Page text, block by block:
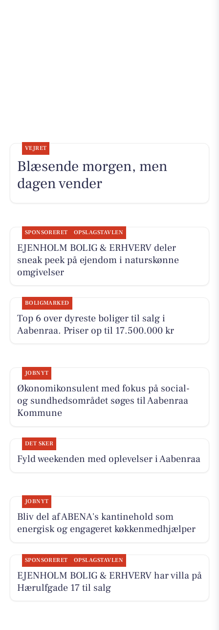
VEJRET
Blæsende morgen, men
dagen vender
SPONSORERET OPSLAGSTAVLEN
EJENHOLM BOLIG & ERHVERV deler
sneak peek på ejendom i naturskønne
omgivelser
BOLIGMARKED
Top 6 over dyreste boliger til salg i
Aabenraa. Priser op til 17.500.000 kr
JOBNYT
Økonomikonsulent med fokus på social-
og sundhedsområdet søges til Aabenraa
Kommune
DET SKER
Fyld weekenden med oplevelser i Aabenraa
JOBNYT
Bliv del af ABENA's kantinehold som
energisk og engageret køkkenmedhjælper
SPONSORERET OPSLAGSTAVLEN
EJENHOLM BOLIG & ERHVERV har villa på
Hærulfgade 17 til salg